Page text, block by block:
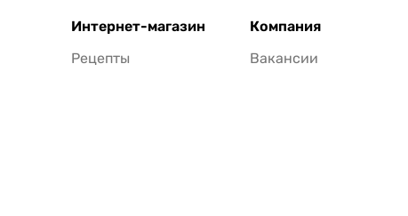
Интернет-магазин
Рецепты
Компания
Вакансии